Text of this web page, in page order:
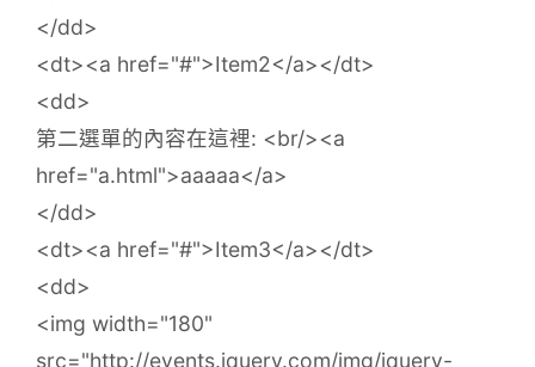
</dd>
<dt><a href="#">Item2</a></dt>
<dd>
第二選單的內容在這裡: <br/><a
href="a.html">aaaaa</a>
</dd>
<dt><a href="#">Item3</a></dt>
<dd>
<img width="180"
src="http://events.jquery.com/img/jquery-